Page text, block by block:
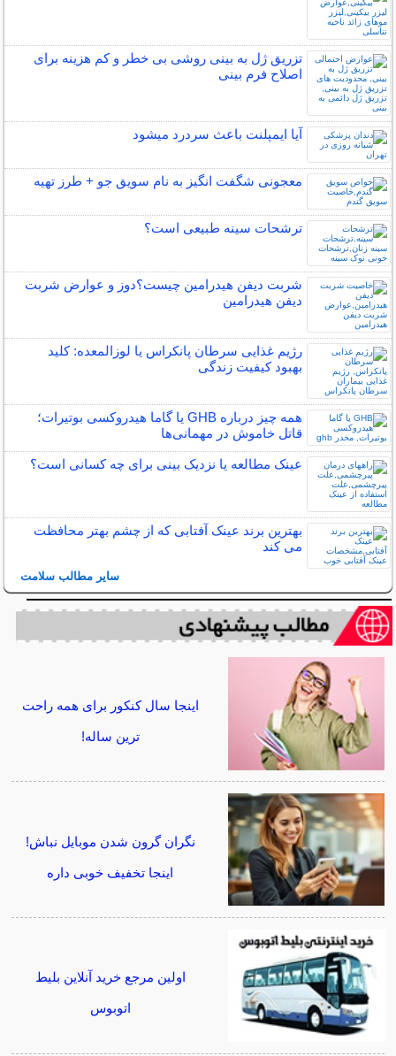
تزریق ژل به بینی روشی بی خطر و کم هزینه برای
اصلاح فرم بینی
آیا ایمپلنت باعث سردرد میشود
معجونی شگفت انگیز به نام سویق جو + طرز تهیه
ترشحات سینه طبیعی است؟
شربت دیفن هیدرامین چیست؟دوز و عوارض شربت
دیفن هیدرامین
رژیم غذایی سرطان پانکراس یا لوزالمعده: کلید
بهبود کیفیت زندگی
همه چیز درباره GHB یا گاما هیدروکسی بوتیرات؛
قاتل خاموش در مهمانی‌ها
عینک مطالعه یا نزدیک بینی برای چه کسانی است؟
بهترین برند عینک آفتابی که از چشم بهتر محافظت
می کند
سایر مطالب سلامت
اینجا سال کنکور برای همه راحت
ترین ساله!
نگران گرون شدن موبایل نباش!
اینجا تخفیف خوبی داره
اولین مرجع خرید آنلاین بلیط
اتوبوس